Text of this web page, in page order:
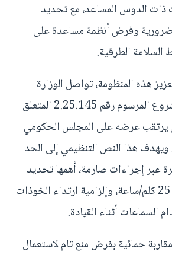
الدوس المساعد، مع تحديد
وفرض أنظمة مساعدة على
السلامة الطرقية.
هذه المنظومة، تواصل الوزارة
جهودها من خلال مشروع المرسوم رقم 2.25.145 المتعلق
يرتقب عرضه على المجلس الحكومي
9 يوليوز 2026. ويهدف هذا النص التنظيمي إلى الحد
عبر إجراءات صارمة، أهمها تحديد
السرعة القصوى في 25 كلم/ساعة، وإلزامية ارتداء الخوذات
السماعات أثناء القيادة.
حمائية بفرض منع تام لاستعمال